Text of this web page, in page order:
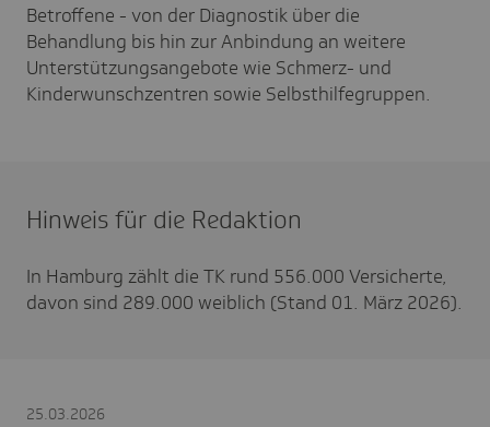
Betroffene - von der Diagnostik über die
Behandlung bis hin zur Anbindung an weitere
Unterstützungsangebote wie Schmerz- und
Kinderwunschzentren sowie Selbsthilfegruppen.
Hinweis für die Redaktion
In Hamburg zählt die TK rund 556.000 Versicherte,
davon sind 289.000 weiblich (Stand 01. März 2026).
25.03.2026